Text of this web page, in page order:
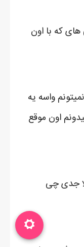
که با اون
واسه یه
اون موقع
جدی چی